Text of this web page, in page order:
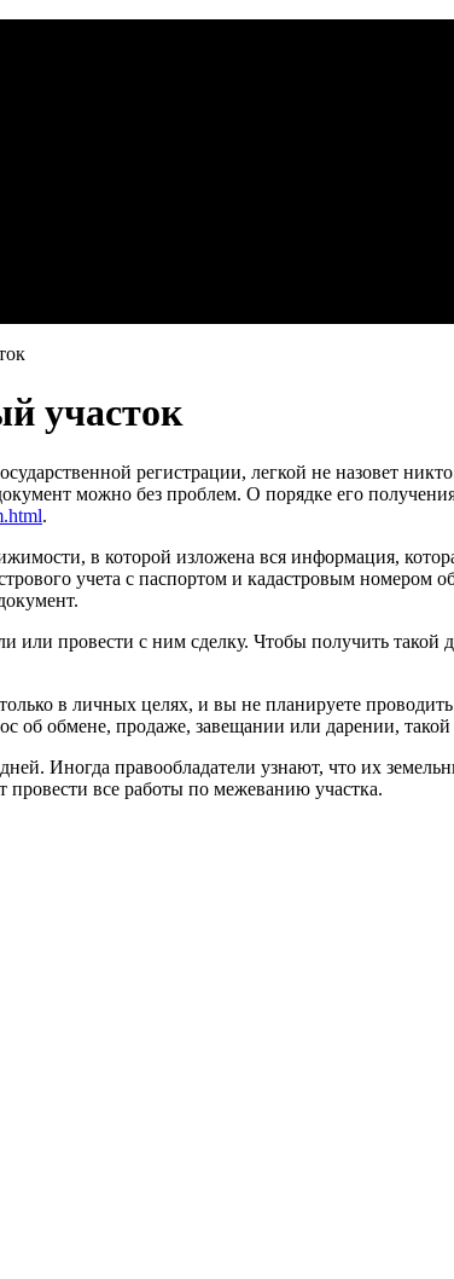
участок
регистрации, легкой не назовет
можно без проблем. О порядке его
.
в которой изложена вся информация,
учета с паспортом и кадастровым
или провести с ним сделку. Чтобы получить
в личных целях, и вы не планируете
об обмене, продаже, завещании или дарении, такой
Иногда правообладатели узнают, что их
провести все работы по межеванию участка.